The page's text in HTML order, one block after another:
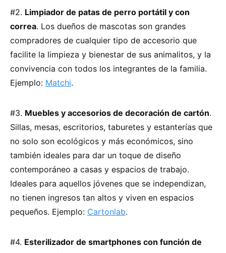
#2. Limpiador de patas de perro portátil y con
correa. Los dueños de mascotas son grandes
compradores de cualquier tipo de accesorio que
facilite la limpieza y bienestar de sus animalitos, y la
convivencia con todos los integrantes de la familia.
Ejemplo: Matchi.
#3. Muebles y accesorios de decoración de cartón.
Sillas, mesas, escritorios, taburetes y estanterías que
no solo son ecológicos y más económicos, sino
también ideales para dar un toque de diseño
contemporáneo a casas y espacios de trabajo.
Ideales para aquellos jóvenes que se independizan,
no tienen ingresos tan altos y viven en espacios
pequeños. Ejemplo: Cartonlab.
#4. Esterilizador de smartphones con función de